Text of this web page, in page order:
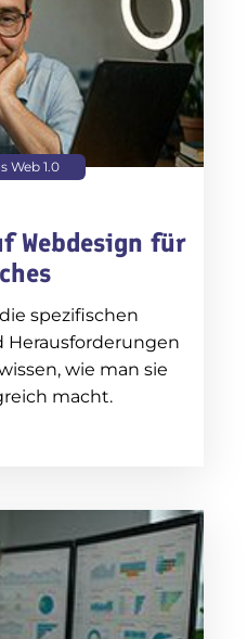
Web 1.0
Webdesign für
spezifischen
wie man sie
macht.